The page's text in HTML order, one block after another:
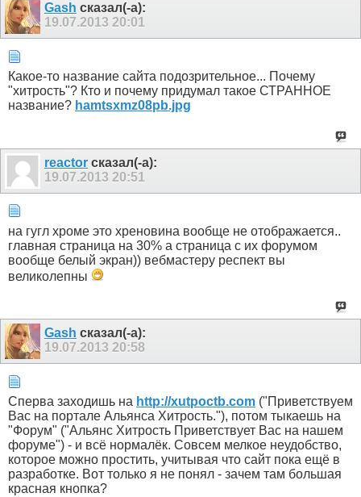
Gash сказал(-а):
19.07.2013 20:01
Какое-то название сайта подозрительное... Почему
"хитрость"? Кто и почему придумал такое СТРАННОЕ
название? hamtsxmz08pb.jpg
reactor сказал(-а):
19.07.2013 20:51
на гугл хроме это хреновина вообще не отображается..
главная страница на 30% а страница с их форумом
вообще белый экран)) вебмастеру респект вы
великолепны
Gash сказал(-а):
19.07.2013 20:58
Сперва заходишь на http://xutpoctb.com ("Приветствуем
Вас на портале Альянса Хитрость."), потом тыкаешь на
"Форум" ("Альянс Хитрость Приветствует Вас на нашем
форуме") - и всё нормалёк. Совсем мелкое неудобство,
которое можно простить, учитывая что сайт пока ещё в
разработке. Вот только я не понял - зачем там большая
красная кнопка?